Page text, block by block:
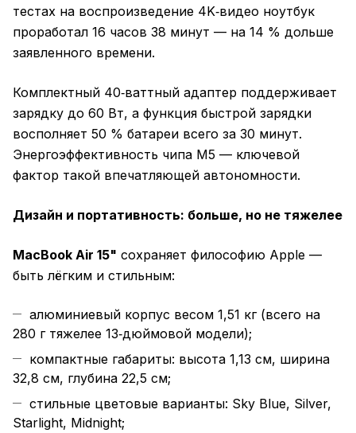
тестах на воспроизведение 4K‑видео ноутбук
проработал 16 часов 38 минут — на 14 % дольше
заявленного времени.
Комплектный 40‑ваттный адаптер поддерживает
зарядку до 60 Вт, а функция быстрой зарядки
восполняет 50 % батареи всего за 30 минут.
Энергоэффективность чипа M5 — ключевой
фактор такой впечатляющей автономности.
Дизайн и портативность: больше, но не тяжелее
MacBook Air 15" сохраняет философию Apple —
быть лёгким и стильным:
алюминиевый корпус весом 1,51 кг (всего на
280 г тяжелее 13‑дюймовой модели);
компактные габариты: высота 1,13 см, ширина
32,8 см, глубина 22,5 см;
стильные цветовые варианты: Sky Blue, Silver,
Starlight, Midnight;